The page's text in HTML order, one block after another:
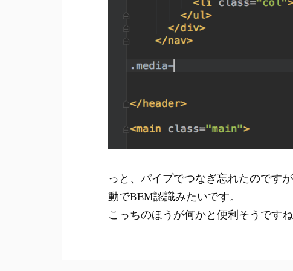
っと、パイプでつなぎ忘れたのです
動でBEM認識みたいです。
こっちのほうが何かと便利そうですね